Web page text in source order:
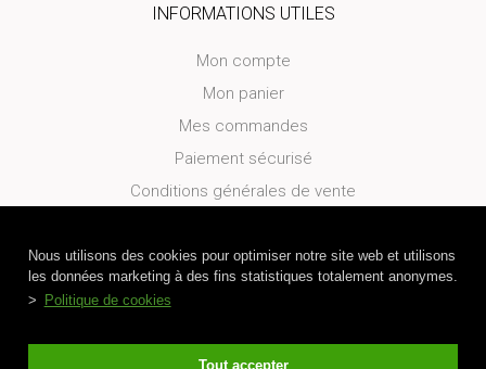
INFORMATIONS UTILES
Mon compte
Mon panier
Mes commandes
Paiement sécurisé
Conditions générales de vente
Politique des cookies
Mentions légales et Crédits
Nous utilisons des cookies pour optimiser notre site web et utilisons
les données marketing à des fins statistiques totalement anonymes.
>
Politique de cookies
Tout accepter